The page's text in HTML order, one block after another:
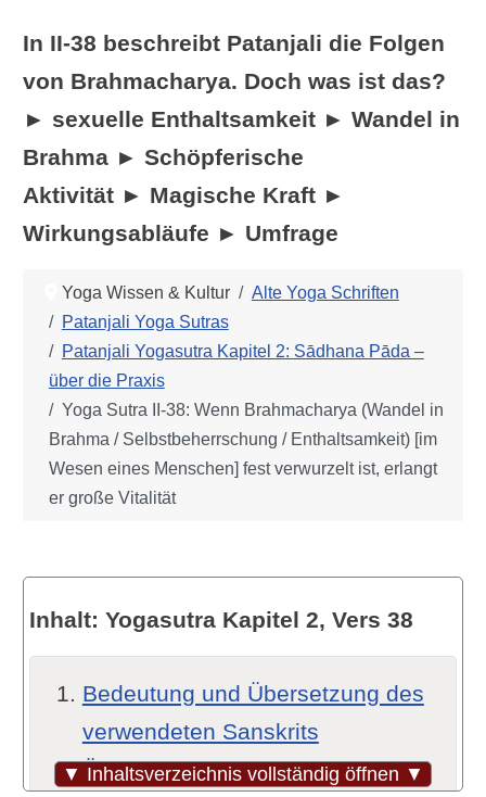
In II-38 beschreibt Patanjali die Folgen
von Brahmacharya. Doch was ist das?
► sexuelle Enthaltsamkeit ► Wandel in
Brahma ► Schöpferische
Aktivität ► Magische Kraft ►
Wirkungsabläufe ► Umfrage
Yoga Wissen & Kultur
Alte Yoga Schriften
Patanjali Yoga Sutras
Patanjali Yogasutra Kapitel 2: Sādhana Pāda –
über die Praxis
Yoga Sutra II-38: Wenn Brahmacharya (Wandel in
Brahma / Selbstbeherrschung / Enthaltsamkeit) [im
Wesen eines Menschen] fest verwurzelt ist, erlangt
er große Vitalität
▼ Inhaltsverzeichnis vollständig öffnen ▼
Inhalt: Yogasutra Kapitel 2, Vers 38
Bedeutung und Übersetzung des
verwendeten Sanskrits
Übersetzungsvarianten und -